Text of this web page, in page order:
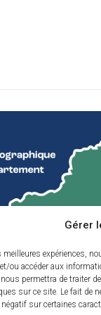
Gérer
meilleures expériences,
ou accéder aux
permettra de traiter
sur ce site. Le fait de
négatif sur certaines